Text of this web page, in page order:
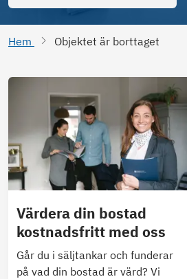
Hem Objektet är borttaget
Värdera din bostad
kostnadsfritt med oss
Går du i säljtankar och funderar
på vad din bostad är värd? Vi